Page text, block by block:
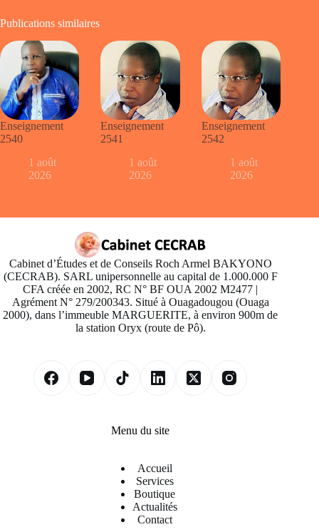
Publications similaires
Enseignement
2540
1 août
2026
Enseignement
2541
1 août
2026
Enseignement
2542
1 août
2026
Cabinet d’Études et de Conseils Roch Armel BAKYONO
(CECRAB). SARL unipersonnelle au capital de 1.000.000 F
CFA créée en 2002, RC N° BF OUA 2002 M2477 |
Agrément N° 279/200343. Situé à Ouagadougou (Ouaga
2000), dans l’immeuble MARGUERITE, à environ 900m de
la station Oryx (route de Pô).
Menu du site
Accueil
Services
Boutique
Actualités
Contact